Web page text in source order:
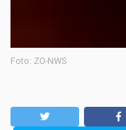
Foto: ZO-NWS